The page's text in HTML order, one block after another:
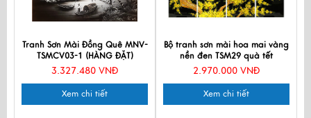
Tranh Sơn Mài Đồng Quê MNV-
TSMCV03-1 (HÀNG ĐẶT)
3.327.480 VNĐ
Xem chi tiết
Bộ tranh sơn mài hoa mai vàng
nền đen TSM29 quà tết
2.970.000 VNĐ
Xem chi tiết